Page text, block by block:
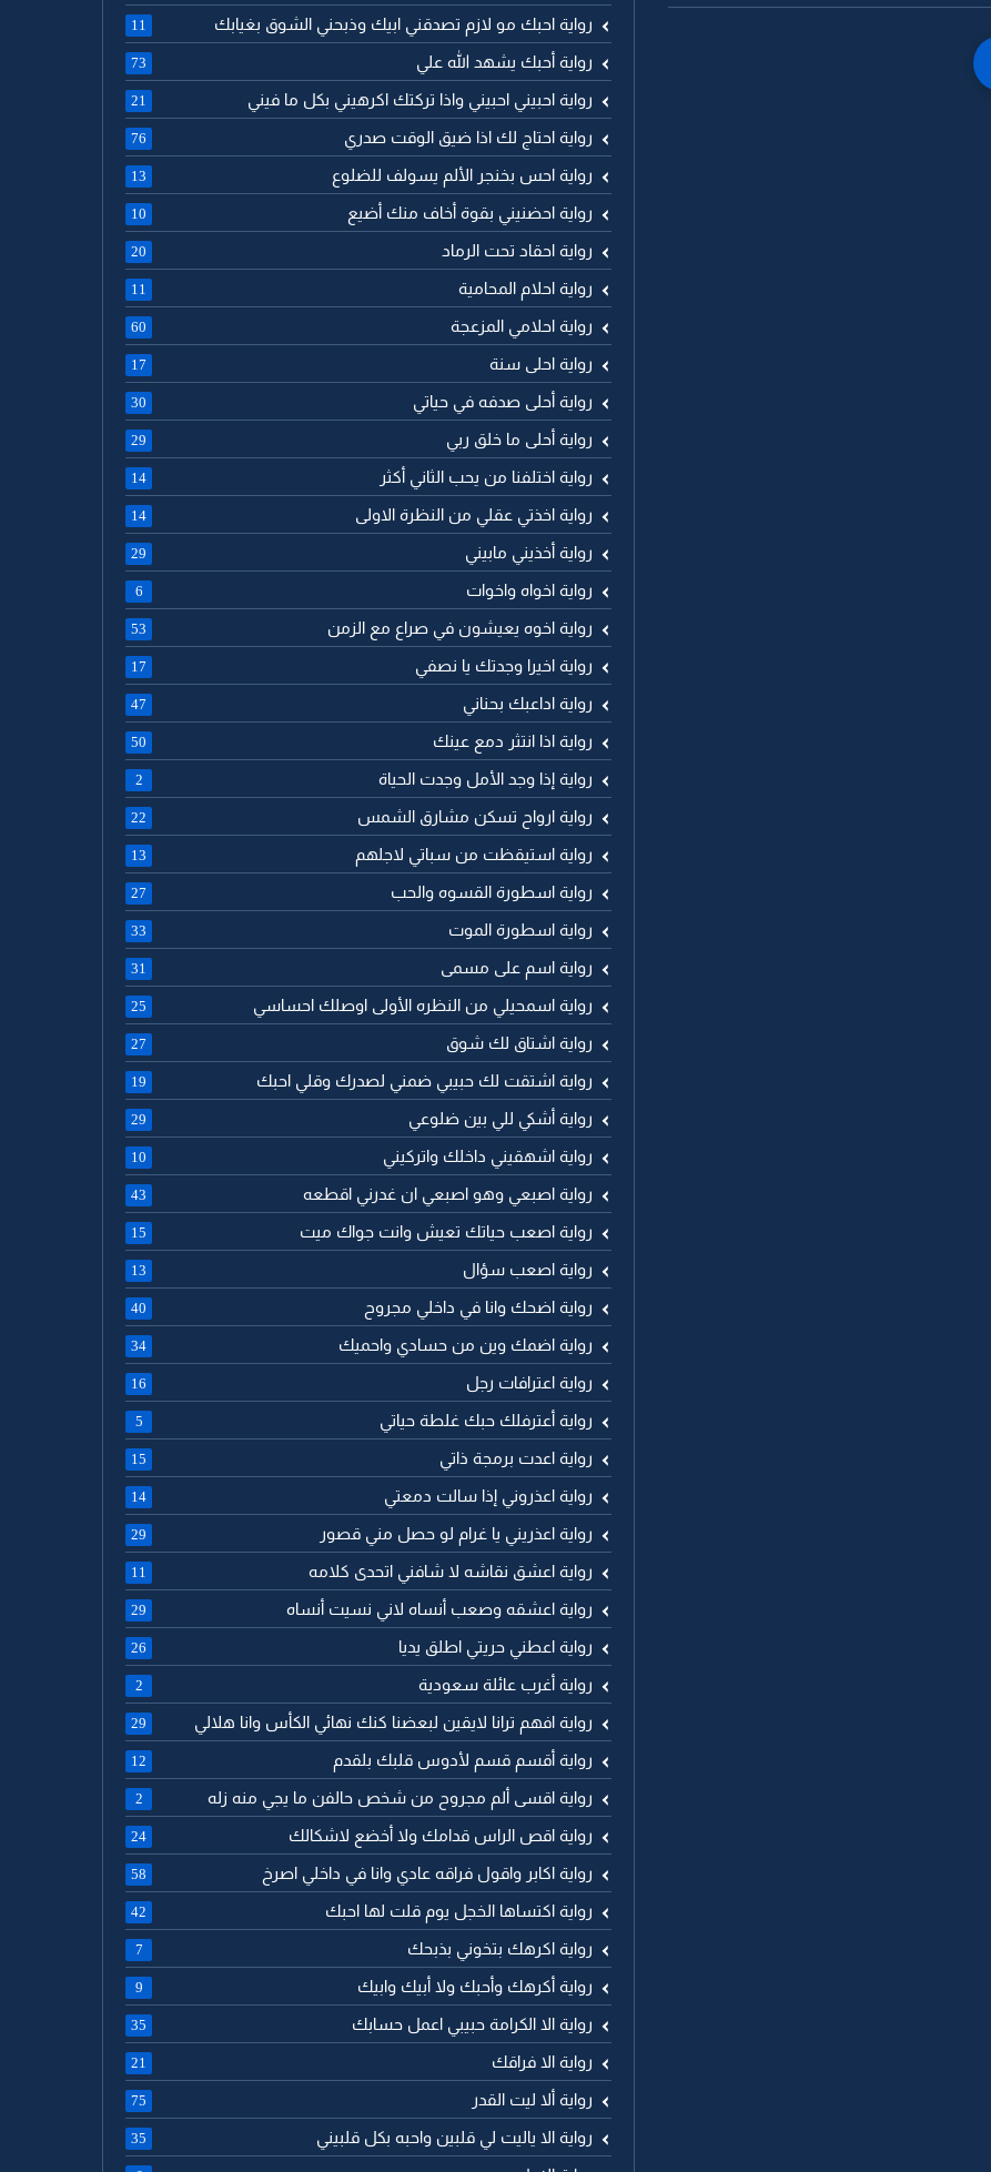
رواية احبك مو لازم تصدقني ابيك وذبحني الشوق بغيابك 11
رواية أحبك يشهد الله علي 73
رواية احبيني احبيني واذا تركتك اكرهيني بكل ما فيني 21
رواية احتاج لك اذا ضيق الوقت صدري 76
رواية احس بخنجر الألم يسولف للضلوع 13
رواية احضنيني بقوة أخاف منك أضيع 10
رواية احقاد تحت الرماد 20
رواية احلام المحامية 11
رواية احلامي المزعجة 60
رواية احلى سنة 17
رواية أحلى صدفه في حياتي 30
رواية أحلى ما خلق ربي 29
رواية اختلفنا من يحب الثاني أكثر 14
رواية اخذتي عقلي من النظرة الاولى 14
رواية أخذيني مابيني 29
رواية اخواه واخوات 6
رواية اخوه يعيشون في صراع مع الزمن 53
رواية اخيرا وجدتك يا نصفي 17
رواية اداعبك بحناني 47
رواية اذا انتثر دمع عينك 50
رواية إذا وجد الأمل وجدت الحياة 2
رواية ارواح تسكن مشارق الشمس 22
رواية استيقظت من سباتي لاجلهم 13
رواية اسطورة القسوه والحب 27
رواية اسطورة الموت 33
رواية اسم على مسمى 31
رواية اسمحيلي من النظره الأولى اوصلك احساسي 25
رواية اشتاق لك شوق 27
رواية اشتقت لك حبيبي ضمني لصدرك وقلي احبك 19
رواية أشكي للي بين ضلوعي 29
رواية اشهقيني داخلك واتركيني 10
رواية اصبعي وهو اصبعي ان غدرني اقطعه 43
رواية اصعب حياتك تعيش وانت جواك ميت 15
رواية اصعب سؤال 13
رواية اضحك وانا في داخلي مجروح 40
رواية اضمك وين من حسادي واحميك 34
رواية اعترافات رجل 16
رواية أعترفلك حبك غلطة حياتي 5
رواية اعدت برمجة ذاتي 15
رواية اعذروني إذا سالت دمعتي 14
رواية اعذريني يا غرام لو حصل مني قصور 29
رواية اعشق نقاشه لا شافني اتحدى كلامه 11
رواية اعشقه وصعب أنساه لاني نسيت أنساه 29
رواية اعطني حريتي اطلق يديا 26
رواية أغرب عائلة سعودية 2
رواية افهم ترانا لايقين لبعضنا كنك نهائي الكأس وانا هلالي 29
رواية أقسم قسم لأدوس قلبك بلقدم 12
رواية اقسى ألم مجروح من شخص حالفن ما يجي منه زله 2
رواية اقص الراس قدامك ولا أخضع لاشكالك 24
رواية اكابر واقول فراقه عادي وانا في داخلي اصرخ 58
رواية اكتساها الخجل يوم قلت لها احبك 42
رواية اكرهك بتخوني بذبحك 7
رواية أكرهك وأحبك ولا أبيك وابيك 9
رواية الا الكرامة حبيبي اعمل حسابك 35
رواية الا فراقك 21
رواية ألا ليت القدر 75
رواية الا ياليت لي قلبين واحبه بكل قلبيني 35